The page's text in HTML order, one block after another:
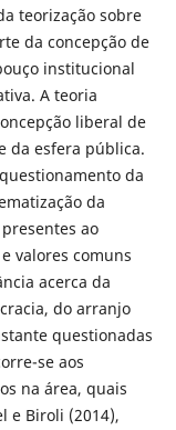
teorização sobre
da concepção de
institucional
A teoria
liberal de
da esfera pública.
da
da
ao
valores comuns
acerca da
do arranjo
questionadas
se aos
na área, quais
e Biroli (2014),